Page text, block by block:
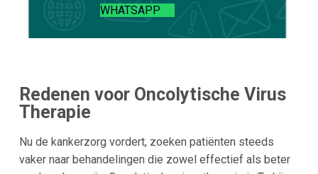
WHATSAPP
Redenen voor Oncolytische Virus
Therapie
Nu de kankerzorg vordert, zoeken patiënten steeds
vaker naar behandelingen die zowel effectief als beter